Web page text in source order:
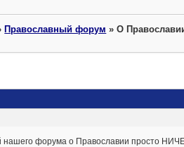
Православный форум »О
форума о Православии просто